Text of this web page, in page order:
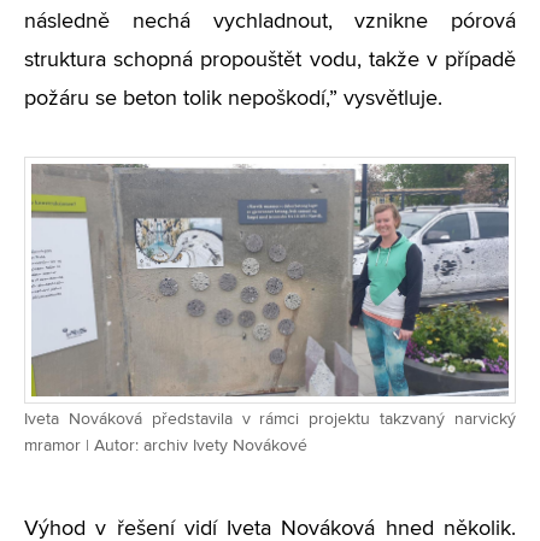
následně nechá vychladnout, vznikne pórová
struktura schopná propouštět vodu, takže v případě
požáru se beton tolik nepoškodí,” vysvětluje.
Iveta Nováková představila v rámci projektu takzvaný narvický
mramor | Autor: archiv Ivety Novákové
Výhod v řešení vidí Iveta Nováková hned několik.